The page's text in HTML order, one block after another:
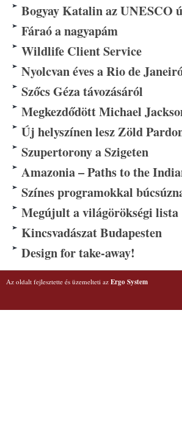
Bogyay Katalin az UNESCO
Fáraó a nagyapám
Wildlife Client Service
Nyolcvan éves a Rio de
Szőcs Géza távozásáról
Megkezdődött Michael
Új helyszínen lesz Zöld
Szupertorony a Szigeten
Amazonia – Paths to the
Színes programokkal
Megújult a világörökségi lista
Kincsvadászat Budapesten
Design for take-away!
Az oldalt fejlesztette és üzemelteti az Ergo System